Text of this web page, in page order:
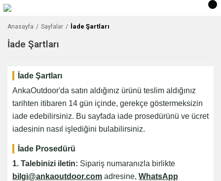
Anasayfa Sayfalar İade Şartları
İade Şartları
İade Şartları
AnkaOutdoor'da satın aldığınız ürünü teslim aldığınız
tarihten itibaren 14 gün içinde, gerekçe göstermeksizin
iade edebilirsiniz. Bu sayfada iade prosedürünü ve ücret
iadesinin nasıl işlediğini bulabilirsiniz.
İade Prosedürü
1. Talebinizi iletin: Sipariş numaranızla birlikte
bilgi@ankaoutdoor.com adresine, WhatsApp